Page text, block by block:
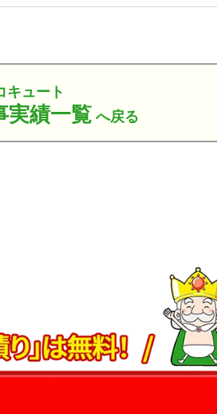
キュート
実績一覧へ戻る